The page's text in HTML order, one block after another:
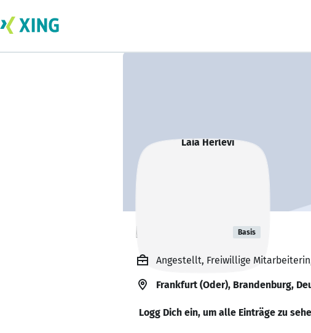
Laia Herlevi Basis
Angestellt, Freiwillige
Frankfurt (Oder), Brandenburg,
Logg Dich ein, um alle Einträge zu